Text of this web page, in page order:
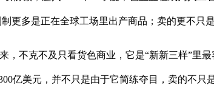
更多是正在全球工场里出产商品；卖的更不只是
不克不及只看货色商业，它是“新新三样”里
亿美元，并不只是由于它简练夺目，卖的不